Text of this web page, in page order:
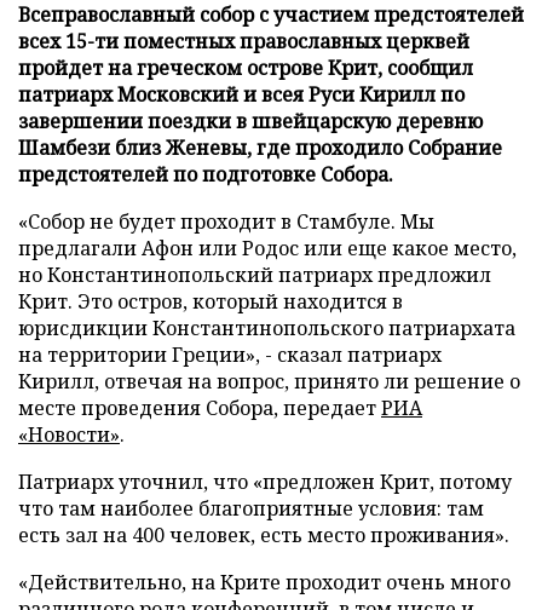
Всеправославный собор с участием предстоятелей
всех 15-ти поместных православных церквей
пройдет на греческом острове Крит, сообщил
патриарх Московский и всея Руси Кирилл по
завершении поездки в швейцарскую деревню
Шамбези близ Женевы, где проходило Собрание
предстоятелей по подготовке Собора.
«Собор не будет проходит в Стамбуле. Мы
предлагали Афон или Родос или еще какое место,
но Константинопольский патриарх предложил
Крит. Это остров, который находится в
юрисдикции Константинопольского патриархата
на территории Греции», - сказал патриарх
Кирилл, отвечая на вопрос, принято ли решение о
месте проведения Собора, передаетРИА
«Новости».
Патриарх уточнил, что «предложен Крит, потому
что там наиболее благоприятные условия: там
есть зал на 400 человек, есть место проживания».
«Действительно, на Крите проходит очень много